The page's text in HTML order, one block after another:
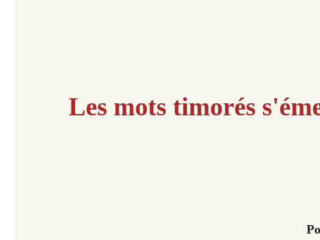
Les mots timorés